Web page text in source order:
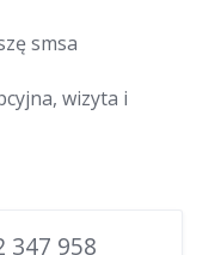
smsa
wizyta i
347 958